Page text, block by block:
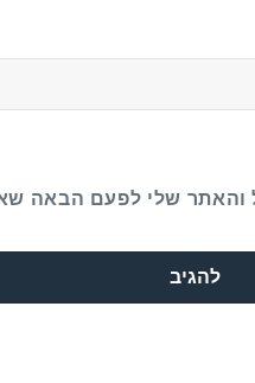
והאתר שלי לפעם הבאה